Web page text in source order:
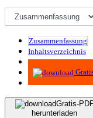
Zusammenfassung
Inhaltsverzeichnis
Methodik
Gratis-
herunterladen